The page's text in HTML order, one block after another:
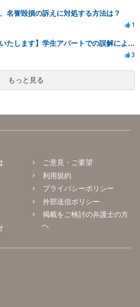
名誉毀損の訴えに対処する方法は？
1
【本日中にお願いいたします】学生アパートでの誤解による窃盗疑惑、今後の対応策は？
3
もっと見る
ご意見・ご要望
利用規約
プライバシーポリシー
外部送信ポリシー
掲載をご検討の弁護士の方
へ